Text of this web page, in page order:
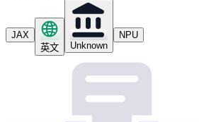
JAX
英文
Unknown
NPU